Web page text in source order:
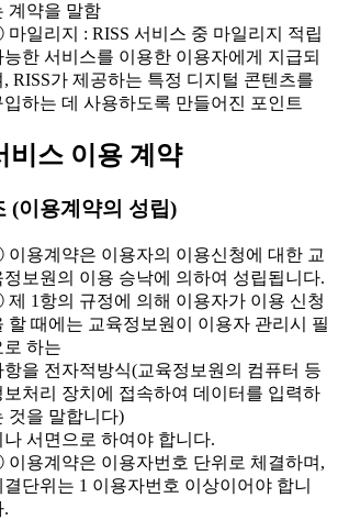
계약을 말함
일리지 : RISS 서비스 중 마일리지 적립
능한 서비스를 이용한 이용자에게 지급되
, RISS가 제공하는 특정 디지털 콘텐츠를
입하는 데 사용하도록 만들어진 포인트
비스 이용 계약
(이용계약의 성립)
용계약은 이용자의 이용신청에 대한 교
정보원의 이용 승낙에 의하여 성립됩니다.
1항의 규정에 의해 이용자가 이용 신청
할 때에는 교육정보원이 이용자 관리시 필
로 하는
항을 전자적방식(교육정보원의 컴퓨터 등
보처리 장치에 접속하여 데이터를 입력하
것을 말합니다)
나 서면으로 하여야 합니다.
용계약은 이용자번호 단위로 체결하며,
결단위는 1 이용자번호 이상이어야 합니
.